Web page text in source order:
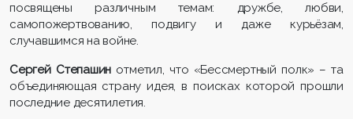
посвящены различным темам: дружбе, любви,
самопожертвованию, подвигу и даже курьёзам,
случавшимся на войне.
Сергей Степашин отметил, что «Бессмертный полк» – та
объединяющая страну идея, в поисках которой прошли
последние десятилетия.